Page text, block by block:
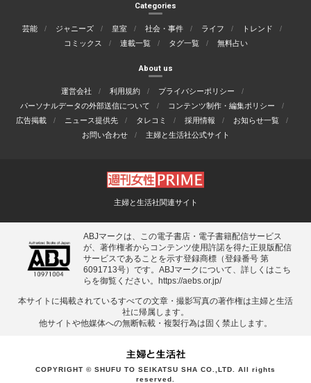
Categories
芸能 ジャニーズ 皇室 社会・事件 ライフ
トレンド
コミックス
連載一覧 タグ一覧 無料占い
About us
運営会社 利用規約
プライバシーポリシー
パーソナルデータの外部送信について
コンテンツ制作・編集ポリシー
広告掲載
ニュース提供先 タレコミ 採用情報
お知らせ一覧
お問い合わせ
主婦と生活社公式サイト
主婦と生活社関連サイト
ABJマークは、この電子書店・電子書籍配信サービス
が、著作権者からコンテンツ使用許諾を得た正規版配信
サービスであることを示す登録商標（登録番号 第
6091713号）です。ABJマークについて、詳しくはこち
らを御覧ください。
https://aebs.or.jp/
本サイトに掲載されているすべての⽂章・撮影写真の著作権は主婦と⽣活
社に帰属します。
他サイトや他媒体への無断転載・複製⾏為は固く禁⽌します。
COPYRIGHT © SHUFU TO SEIKATSU SHA CO.,LTD. All rights
reserved.